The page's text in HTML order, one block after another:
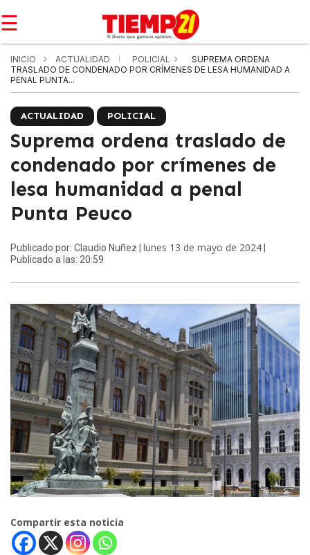
☰
INICIO ACTUALIDAD POLICIAL
SUPREMA ORDENA
TRASLADO DE CONDENADO POR CRÍMENES DE LESA HUMANIDAD A
PENAL PUNTA...
ACTUALIDAD POLICIAL
Suprema ordena traslado de
condenado por crímenes de
lesa humanidad a penal
Punta Peuco
Publicado por: Claudio Nuñez | lunes 13 de mayo de 2024
Publicado a las: 20:59
Compartir esta noticia